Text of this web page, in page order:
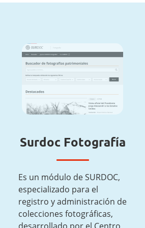
Surdoc Fotografía
Es un módulo de SURDOC,
especializado para el
registro y administración de
colecciones fotográficas,